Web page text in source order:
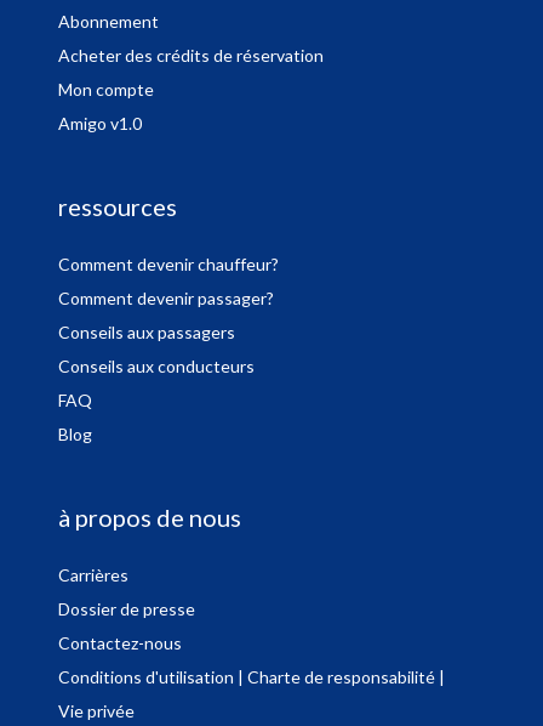
Abonnement
Acheter des crédits de réservation
Mon compte
Amigo v1.0
ressources
Comment devenir chauffeur?
Comment devenir passager?
Conseils aux passagers
Conseils aux conducteurs
FAQ
Blog
à propos de nous
Carrières
Dossier de presse
Contactez-nous
Conditions d'utilisation | Charte de responsabilité |
Vie privée